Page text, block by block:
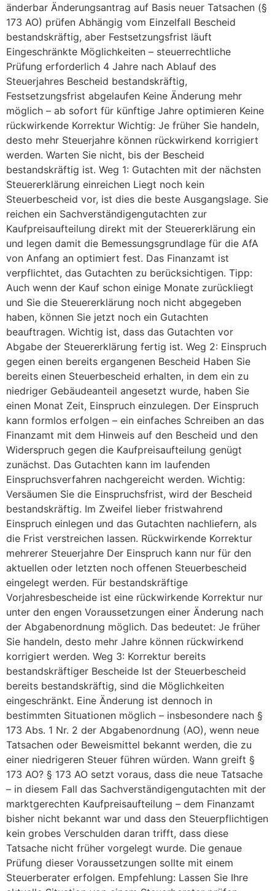
änderbar Änderungsantrag auf Basis neuer Tatsachen (§
173 AO) prüfen Abhängig vom Einzelfall Bescheid
bestandskräftig, aber Festsetzungsfrist läuft
Eingeschränkte Möglichkeiten – steuerrechtliche
Prüfung erforderlich 4 Jahre nach Ablauf des
Steuerjahres Bescheid bestandskräftig,
Festsetzungsfrist abgelaufen Keine Änderung mehr
möglich – ab sofort für künftige Jahre optimieren Keine
rückwirkende Korrektur Wichtig: Je früher Sie handeln,
desto mehr Steuerjahre können rückwirkend korrigiert
werden. Warten Sie nicht, bis der Bescheid
bestandskräftig ist. Weg 1: Gutachten mit der nächsten
Steuererklärung einreichen Liegt noch kein
Steuerbescheid vor, ist dies die beste Ausgangslage. Sie
reichen ein Sachverständigengutachten zur
Kaufpreisaufteilung direkt mit der Steuererklärung ein
und legen damit die Bemessungsgrundlage für die AfA
von Anfang an optimiert fest. Das Finanzamt ist
verpflichtet, das Gutachten zu berücksichtigen. Tipp:
Auch wenn der Kauf schon einige Monate zurückliegt
und Sie die Steuererklärung noch nicht abgegeben
haben, können Sie jetzt noch ein Gutachten
beauftragen. Wichtig ist, dass das Gutachten vor
Abgabe der Steuererklärung fertig ist. Weg 2: Einspruch
gegen einen bereits ergangenen Bescheid Haben Sie
bereits einen Steuerbescheid erhalten, in dem ein zu
niedriger Gebäudeanteil angesetzt wurde, haben Sie
einen Monat Zeit, Einspruch einzulegen. Der Einspruch
kann formlos erfolgen – ein einfaches Schreiben an das
Finanzamt mit dem Hinweis auf den Bescheid und den
Widerspruch gegen die Kaufpreisaufteilung genügt
zunächst. Das Gutachten kann im laufenden
Einspruchsverfahren nachgereicht werden. Wichtig:
Versäumen Sie die Einspruchsfrist, wird der Bescheid
bestandskräftig. Im Zweifel lieber fristwahrend
Einspruch einlegen und das Gutachten nachliefern, als
die Frist verstreichen lassen. Rückwirkende Korrektur
mehrerer Steuerjahre Der Einspruch kann nur für den
aktuellen oder letzten noch offenen Steuerbescheid
eingelegt werden. Für bestandskräftige
Vorjahresbescheide ist eine rückwirkende Korrektur nur
unter den engen Voraussetzungen einer Änderung nach
der Abgabenordnung möglich. Das bedeutet: Je früher
Sie handeln, desto mehr Jahre können rückwirkend
korrigiert werden. Weg 3: Korrektur bereits
bestandskräftiger Bescheide Ist der Steuerbescheid
bereits bestandskräftig, sind die Möglichkeiten
eingeschränkt. Eine Änderung ist dennoch in
bestimmten Situationen möglich – insbesondere nach §
173 Abs. 1 Nr. 2 der Abgabenordnung (AO), wenn neue
Tatsachen oder Beweismittel bekannt werden, die zu
einer niedrigeren Steuer führen würden. Wann greift §
173 AO? § 173 AO setzt voraus, dass die neue Tatsache
– in diesem Fall das Sachverständigengutachten mit der
marktgerechten Kaufpreisaufteilung – dem Finanzamt
bisher nicht bekannt war und dass den Steuerpflichtigen
kein grobes Verschulden daran trifft, dass diese
Tatsache nicht früher vorgelegt wurde. Die genaue
Prüfung dieser Voraussetzungen sollte mit einem
Steuerberater erfolgen. Empfehlung: Lassen Sie Ihre